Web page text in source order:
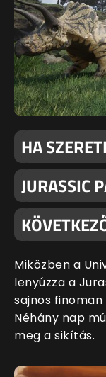
HA
JURASSIC
Miközben a
lenyúzza a
sajnos
Néhány nap
meg a sikítás.